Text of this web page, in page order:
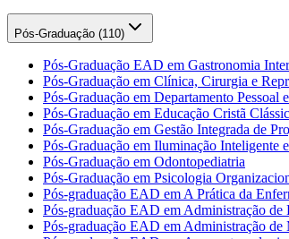
Pós-Graduação (110)
Pós-Graduação EAD em Gastronomia
Pós-Graduação em Clínica, Cirurgia e
Pós-Graduação em Departamento Pessoal
Pós-Graduação em Educação Cristã
Pós-Graduação em Gestão Integrada de
Pós-Graduação em Iluminação Inteligente
Pós-Graduação em Odontopediatria
Pós-Graduação em Psicologia
Pós-graduação EAD em A Prática da
Pós-graduação EAD em Administração de
Pós-graduação EAD em Administração de